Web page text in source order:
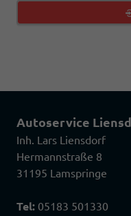
Autoservice
Inh. Lars Liensdorf
Hermannstraße 8
31195 Lamspringe
Tel: 05183 501330